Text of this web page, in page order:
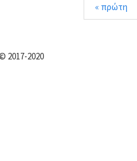
« πρώτη
2017-2020